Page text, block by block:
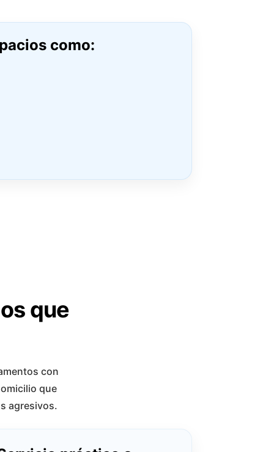
como:
que
con
que
agresivos.